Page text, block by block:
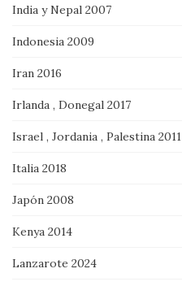
India y Nepal 2007
Indonesia 2009
Iran 2016
Irlanda , Donegal 2017
Israel , Jordania , Palestina 2011
Italia 2018
Japón 2008
Kenya 2014
Lanzarote 2024